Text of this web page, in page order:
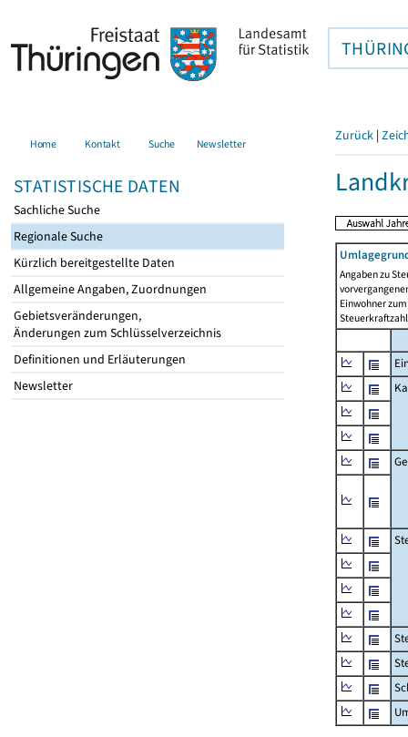
Home Kontakt Suche Newsletter
STATISTISCHE DATEN
Sachliche Suche
Regionale Suche
Kürzlich bereitgestellte Daten
Allgemeine Angaben, Zuordnungen
Gebietsveränderungen,
Änderungen zum Schlüsselverzeichnis
Definitionen und Erläuterungen
Newsletter
Zurück |
Angaben zu
Einwohner